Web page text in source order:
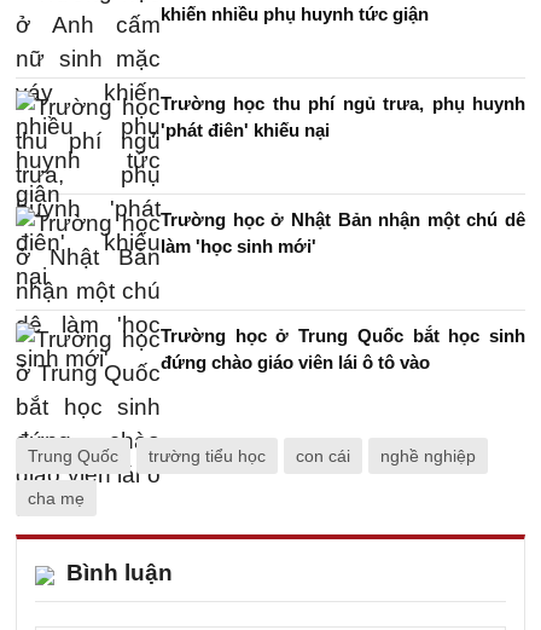
khiến nhiều phụ huynh tức giận
Trường học thu phí ngủ trưa, phụ huynh
'phát điên' khiếu nại
Trường học ở Nhật Bản nhận một chú dê
làm 'học sinh mới'
Trường học ở Trung Quốc bắt học sinh
đứng chào giáo viên lái ô tô vào
Trung Quốc trường tiểu học con cái nghề nghiệp
cha mẹ
Bình luận